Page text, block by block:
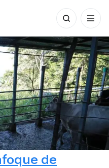
Search
for:
de